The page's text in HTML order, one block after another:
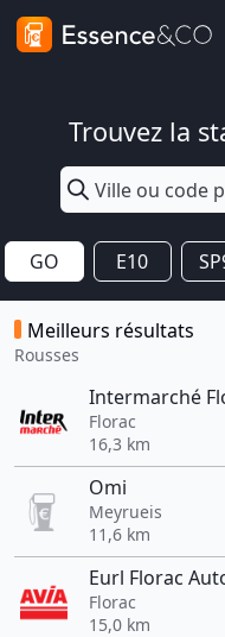
Trouvez la
GO E10
Meilleurs résultats
Rousses
Intermarché
Florac
16,3 km
Omi
Meyrueis
11,6 km
Eurl Florac
Florac
15,0 km